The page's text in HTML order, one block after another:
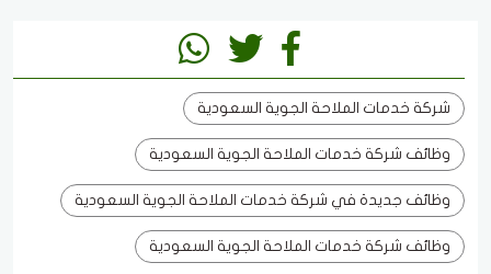
شركة خدمات الملاحة الجوية السعودية
وظائف شركة خدمات الملاحة الجوية السعودية
وظائف جديدة في شركة خدمات الملاحة الجوية السعودية
وظائف شركة خدمات الملاحة الجوية السعودية